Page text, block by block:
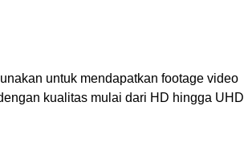
untuk mendapatkan footage video
kualitas mulai dari HD hingga UHD